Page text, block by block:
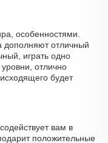
особенностями.
дополняют отличный
играть одно
отлично
будет
вам в
положительные